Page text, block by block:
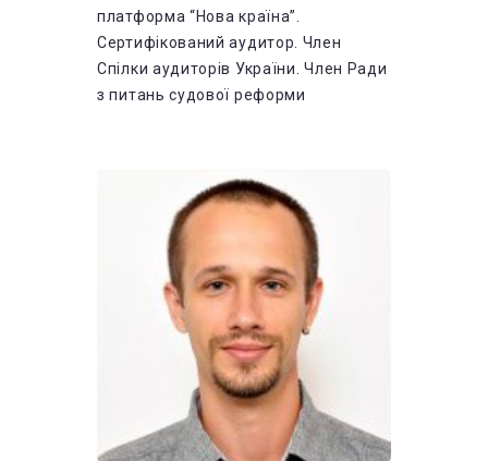
платформа “Нова країна”.
Сертифікований аудитор. Член
Спілки аудиторів України. Член Ради
з питань судової реформи